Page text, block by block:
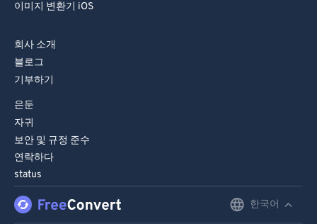
이미지 변환기 iOS
회사 소개
블로그
기부하기
은둔
자귀
보안 및 규정 준수
연락하다
status
한국어